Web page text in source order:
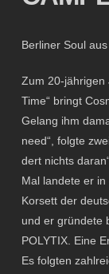
Berliner Soul
Zum 20-jährigen
Time“ bringt
Gelang ihm
need“, folgte
dert nichts
Mal landete er
Korsett der
und er gründete
POLYTIX. Eine
Es folgten